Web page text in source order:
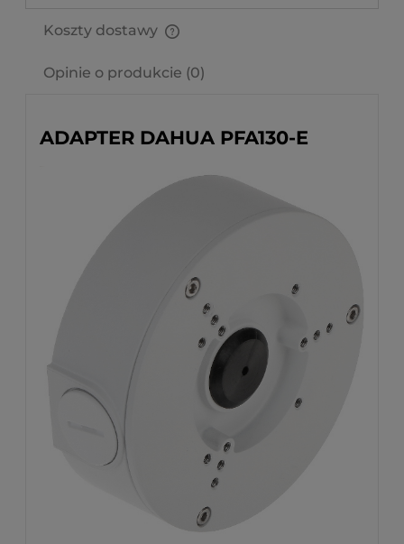
Koszty dostawy
Opinie o produkcie (0)
ADAPTER DAHUA PFA130-E